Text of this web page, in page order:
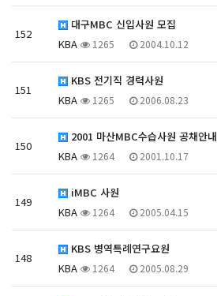
152
대구MBC 신입사원 모집
KBA
1265 2004.10.12
151
KBS 전기직 경력사원
KBA
1265 2006.08.23
150
2001 마산MBC수습사원 공채안내
KBA
1264 2001.10.17
149
iMBC 사원
KBA
1264 2005.04.15
148
KBS 병역특례연구요원
KBA
1264 2005.08.29